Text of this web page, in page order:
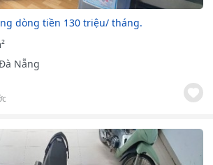
dòng tiền 130 triệu/ tháng.
Nẵng